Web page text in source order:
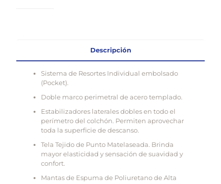
Descripción
Sistema de Resortes Individual embolsado
(Pocket).
Doble marco perimetral de acero templado.
Estabilizadores laterales dobles en todo el
perímetro del colchón. Permiten aprovechar
toda la superficie de descanso.
Tela Tejido de Punto Matelaseada. Brinda
mayor elasticidad y sensación de suavidad y
confort.
Mantas de Espuma de Poliuretano de Alta